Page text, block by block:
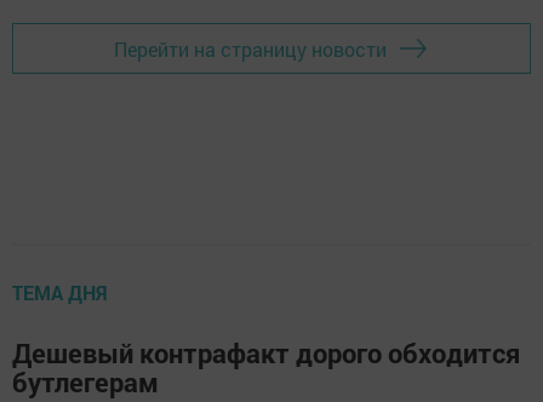
Перейти на страницу новости
ТЕМА ДНЯ
Дешевый контрафакт дорого обходится
бутлегерам